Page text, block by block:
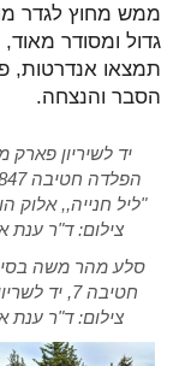
ממש מחוץ לגדר
גדול ומסודר
תמצאו אנדרטות,
הסבר והנצחה.
יד לשיריון פארק
"ליל חנייה,, אלוק
צילום: ד"ר ענת
סלע מהר משה
חטיבה 7, יד
צילום: ד"ר ענת